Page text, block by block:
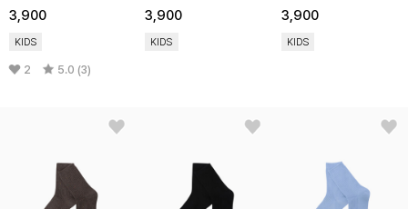
3,900
KIDS
2 5.0 (3)
3,900
KIDS
3,900
KIDS